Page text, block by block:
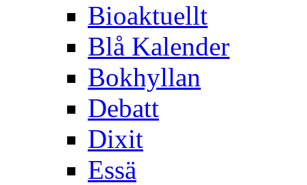
Bioaktuellt
Blå Kalender
Bokhyllan
Debatt
Dixit
Essä